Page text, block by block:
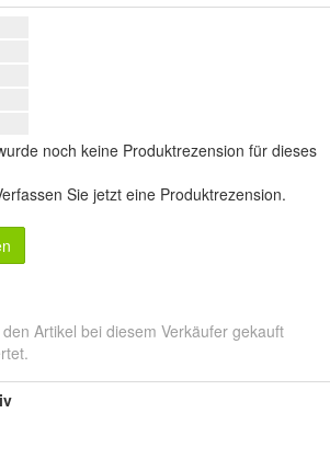
noch keine Produktrezension für dieses
Sie jetzt eine Produktrezension.
Artikel bei diesem Verkäufer gekauft